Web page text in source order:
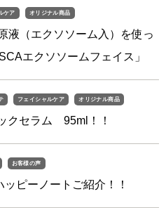
ケア オリジナル商品
液（エクソソーム入）を使っ
エクソソームフェイス」
フェイシャルケア オリジナル商品
クセラム 95ml！！
お客様の声
ピーノートご紹介！！